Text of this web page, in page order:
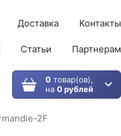
Доставка Контакты
Статьи Партнерам
0товар(ов),
на 0 рублей
2F